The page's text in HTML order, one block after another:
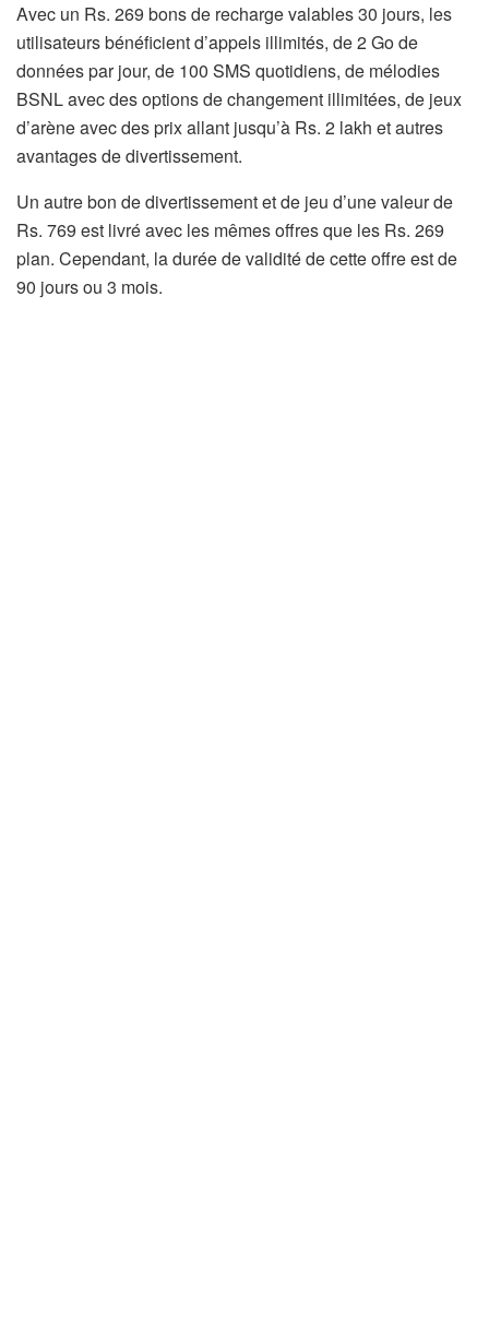
Avec un Rs. 269 ​​bons de recharge valables 30 jours, les
utilisateurs bénéficient d’appels illimités, de 2 Go de
données par jour, de 100 SMS quotidiens, de mélodies
BSNL avec des options de changement illimitées, de jeux
d’arène avec des prix allant jusqu’à Rs. 2 lakh et autres
avantages de divertissement.
Un autre bon de divertissement et de jeu d’une valeur de
Rs. 769 est livré avec les mêmes offres que les Rs. 269 ​​
plan. Cependant, la durée de validité de cette offre est de
90 jours ou 3 mois.